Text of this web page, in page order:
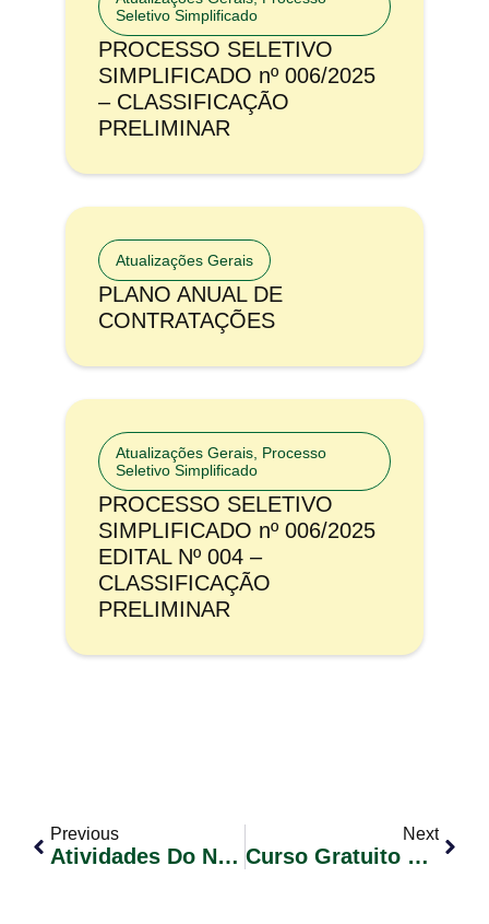
Seletivo Simplificado
PROCESSO SELETIVO
SIMPLIFICADO nº 006/2025
– CLASSIFICAÇÃO
PRELIMINAR
Atualizações Gerais
PLANO ANUAL DE
CONTRATAÇÕES
Atualizações Gerais Processo
Seletivo Simplificado
PROCESSO SELETIVO
SIMPLIFICADO nº 006/2025
EDITAL Nº 004 –
CLASSIFICAÇÃO
PRELIMINAR
Previous
Atividades Do Novembro Azul
Next
Curso Gratuito De Gestão Rural Básico